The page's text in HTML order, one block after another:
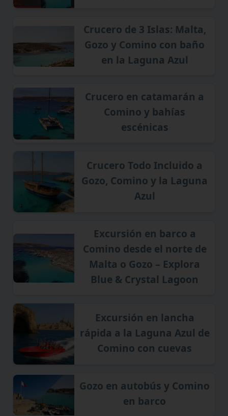
Crucero de 3 Islas: Malta,
Gozo y Comino con baño
en la Laguna Azul
Crucero en catamarán a
Comino y bahías
escénicas
Crucero Todo Incluido a
Gozo, Comino y la Laguna
Azul
Excursión en barco a
Comino desde el norte de
Malta o Gozo – Explora
Blue & Crystal Lagoon
Excursión en lancha
rápida a la Laguna Azul de
Comino con cuevas
Gozo en autobús y Comino
en barco